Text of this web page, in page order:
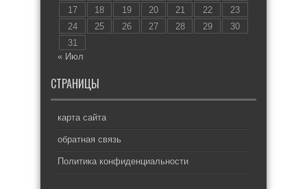
17
18 19 20 21 22
23
24
25 26 27 28 29
30
31
« Июл
СТРАНИЦЫ
карта сайта
обратная связь
Политика конфиденциальности